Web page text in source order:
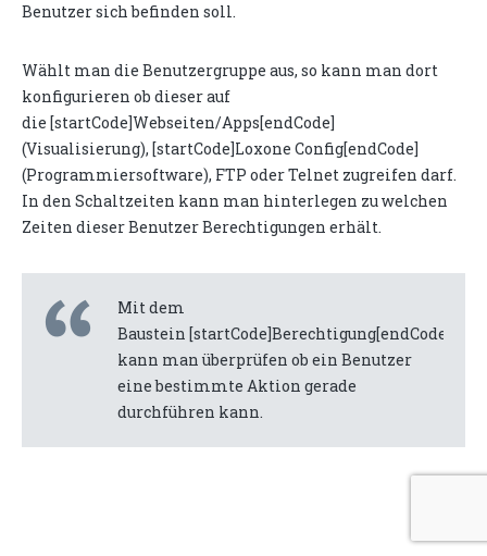
Benutzer sich befinden soll.
Wählt man die Benutzergruppe aus, so kann man dort
konfigurieren ob dieser auf
die [startCode]Webseiten/Apps[endCode]
(Visualisierung), [startCode]Loxone Config[endCode]
(Programmiersoftware), FTP oder Telnet zugreifen darf.
In den Schaltzeiten kann man hinterlegen zu welchen
Zeiten dieser Benutzer Berechtigungen erhält.
Mit dem
Baustein [startCode]Berechtigung[endCode]
kann man überprüfen ob ein Benutzer
eine bestimmte Aktion gerade
durchführen kann.